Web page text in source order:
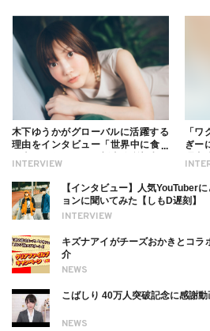
INTERVIEW
木下ゆうかがグローバルに活躍する
理由をインタビュー「世界中に食べ
ついても
「
ぎー
INTERVIEW
【インタビュー】人気YouTuber
ョンに聞いてみた【しもD遅刻】
NEWS
キズナアイがチーズおかきとコ
介
NEWS
こばしり 40万人突破記念に感謝動